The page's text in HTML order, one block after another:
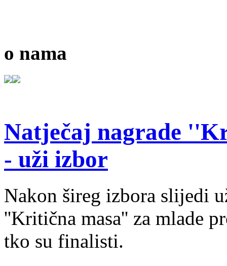
o nama
Natječaj nagrade
- uži izbor
Nakon šireg izbora slijedi
''Kritična masa'' za mlade
tko su finalisti.